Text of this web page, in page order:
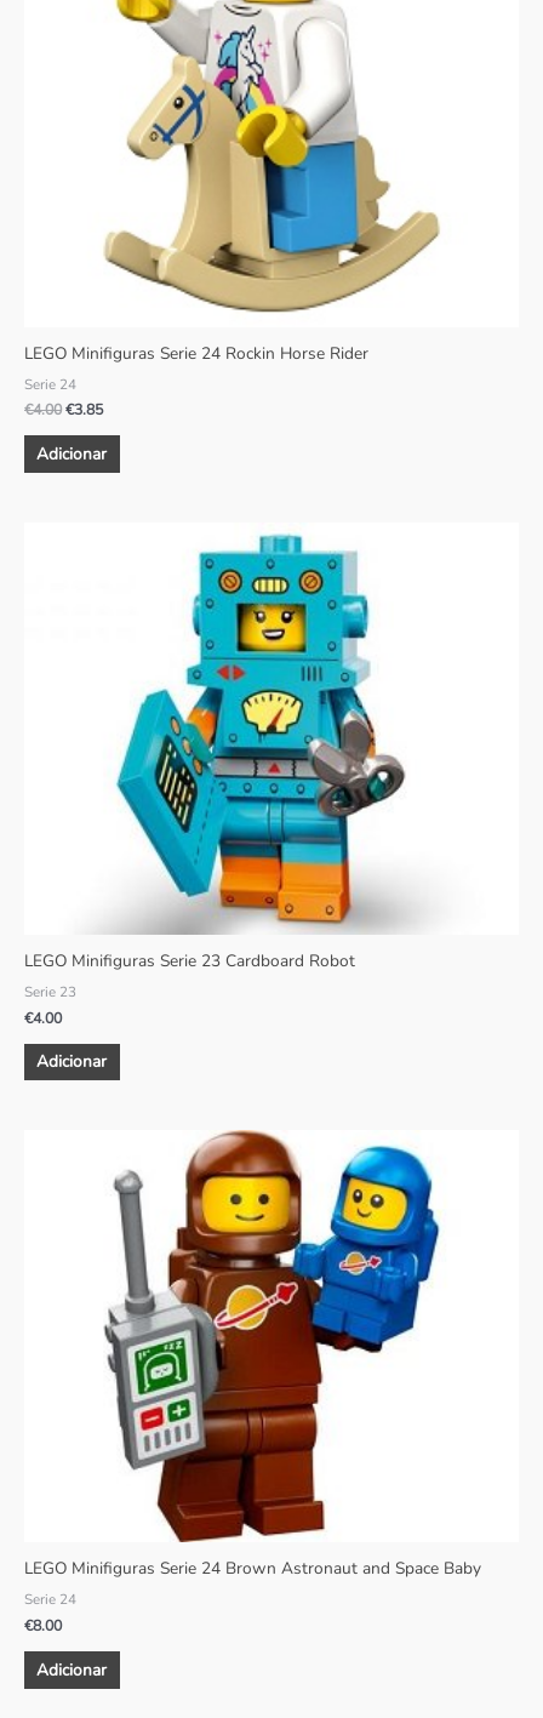
LEGO Minifiguras Serie 24 Rockin Horse Rider
Serie 24
€4.00€3.85
Adicionar
LEGO Minifiguras Serie 23 Cardboard Robot
Serie 23
€4.00
Adicionar
LEGO Minifiguras Serie 24 Brown Astronaut and Space Baby
Serie 24
€8.00
Adicionar